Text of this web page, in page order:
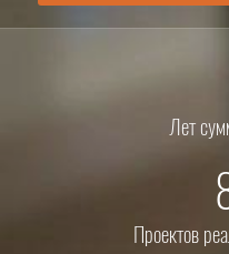
Лет
Проектов